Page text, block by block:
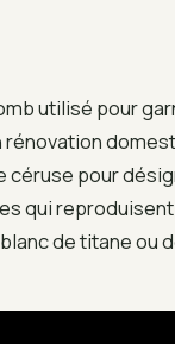
utilisé pour
rénovation
céruse pour
qui
de titane ou